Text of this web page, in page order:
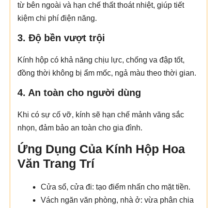
từ bên ngoài và hạn chế thất thoát nhiệt, giúp tiết
kiệm chi phí điện năng.
3. Độ bền vượt trội
Kính hộp có khả năng chịu lực, chống va đập tốt,
đồng thời không bị ẩm mốc, ngả màu theo thời gian.
4. An toàn cho người dùng
Khi có sự cố vỡ, kính sẽ hạn chế mảnh văng sắc
nhọn, đảm bảo an toàn cho gia đình.
Ứng Dụng Của Kính Hộp Hoa
Văn Trang Trí
Cửa sổ, cửa đi: tạo điểm nhấn cho mặt tiền.
Vách ngăn văn phòng, nhà ở: vừa phân chia